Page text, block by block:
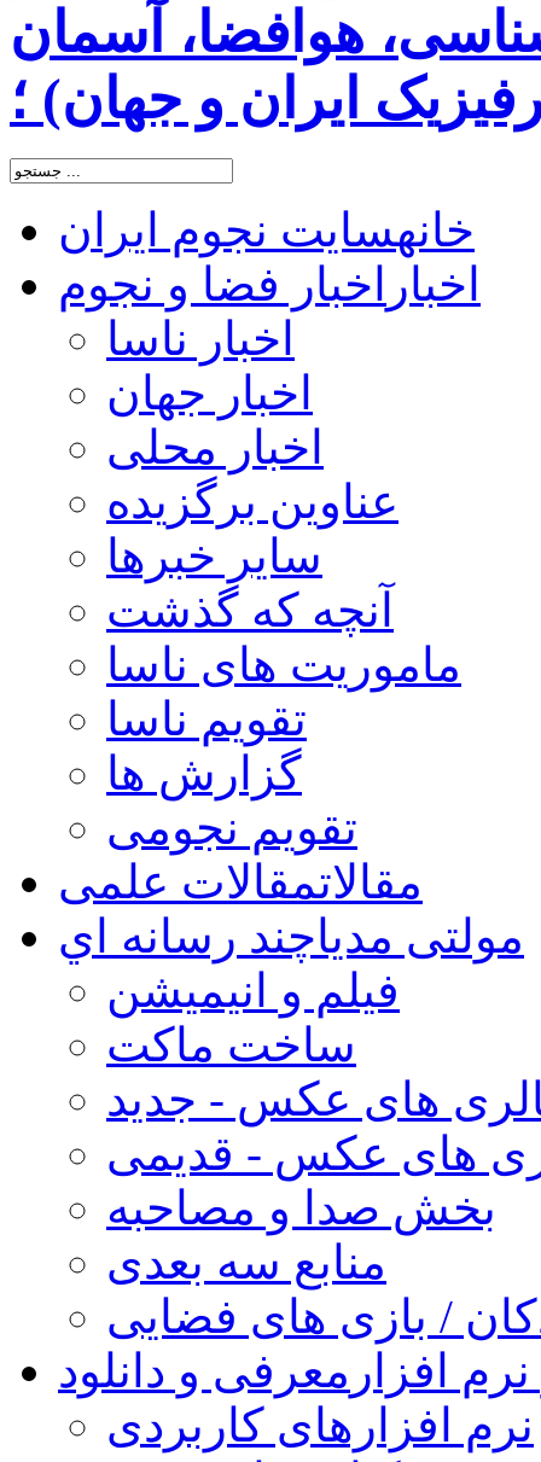
هوافضا، آسمان
ایران و جهان) ؛
خانهسایت نجوم ایران
اخبار اخبار فضا و نجوم
اخبار ناسا
اخبار جهان
اخبار محلی
عناوین برگزیده
سایر خبرها
آنچه که گذشت
ماموریت های ناسا
تقویم ناسا
گزارش ها
تقویم نجومی
مقالاتمقالات علمی
مولتی مدیاچند رسانه اي
فیلم و انیمیشن
ساخت ماکت
های عکس - جدید
های عکس - قدیمی
بخش صدا و مصاحبه
منابع سه بعدی
/ بازی های فضایی
افزار معرفی و دانلود
نرم افزارهای کاربردی